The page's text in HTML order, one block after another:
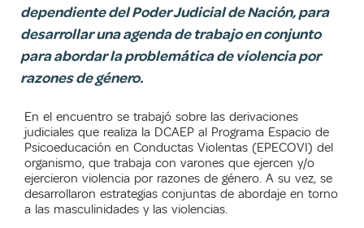
dependiente del Poder Judicial de Nación, para
desarrollar una agenda de trabajo en conjunto
para abordar la problemática de violencia por
razones de género.
En el encuentro se trabajó sobre las derivaciones
judiciales que realiza la DCAEP al Programa Espacio de
Psicoeducación en Conductas Violentas (EPECOVI) del
organismo, que trabaja con varones que ejercen y/o
ejercieron violencia por razones de género. A su vez, se
desarrollaron estrategias conjuntas de abordaje en torno
a las masculinidades y las violencias.